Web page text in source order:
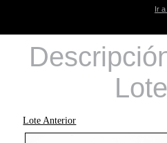
Ir
Lote Anterior